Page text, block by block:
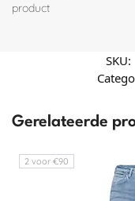
product
SKU:
Gerelateerde
2 voor €90